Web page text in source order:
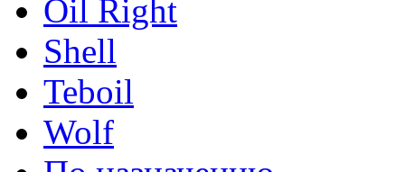
Oil Right
Shell
Teboil
Wolf